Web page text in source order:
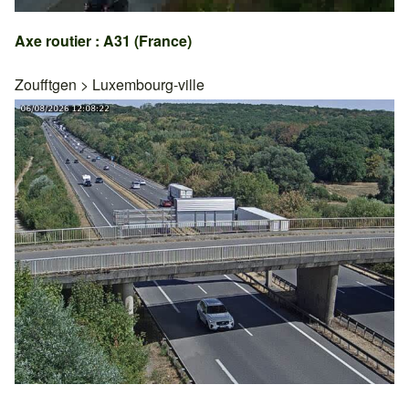
Axe routier : A31 (France)
Zoufftgen > Luxembourg-ville